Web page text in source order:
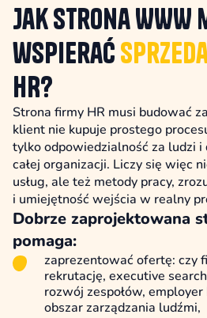
Jak strona WWW
wspierać
HR?
Strona firmy HR musi budować
klient nie kupuje prostego
tylko odpowiedzialność za ludzi i
całej organizacji. Liczy się więc
usług, ale też metody pracy,
i umiejętność wejścia w realny
Dobrze zaprojektowana
pomaga:
zaprezentować ofertę: czy
rekrutację, executive
rozwój zespołów,
obszar zarządzania ludźmi,